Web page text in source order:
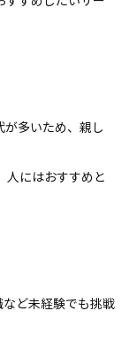
多いため、親し
人にはおすすめと
ど未経験でも挑戦